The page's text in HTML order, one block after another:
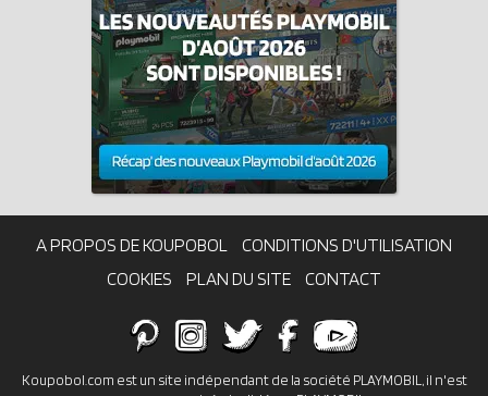
A PROPOS DE KOUPOBOL
CONDITIONS D'UTILISATION
COOKIES
PLAN DU SITE CONTACT
Koupobol.com est un site indépendant de la société PLAYMOBIL, il n'est